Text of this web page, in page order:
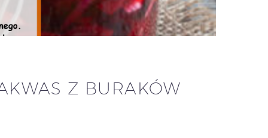
Z BURAKÓW